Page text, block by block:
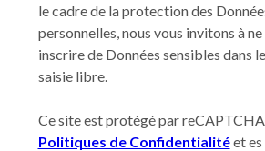
le cadre de la protection des
personnelles, nous vous invitons à ne
inscrire de Données sensibles dans
saisie libre.
Ce site est protégé par
Politiques de Confidentialitéet es